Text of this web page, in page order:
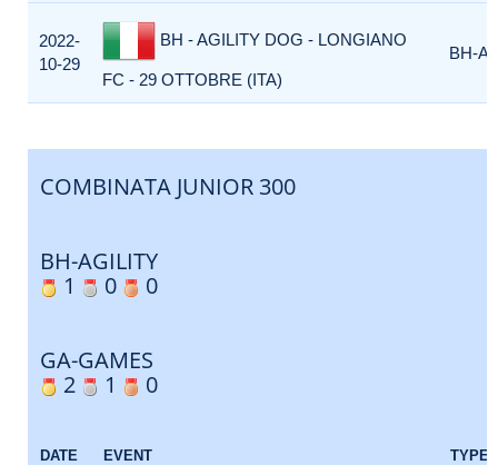
2022-
10-29
BH - AGILITY DOG - LONGIANO
FC - 29 OTTOBRE (ITA)
BH-
COMBINATA JUNIOR 300
BH-AGILITY
1
0 0
GA-GAMES
2
1 0
DATE EVENT TYPE